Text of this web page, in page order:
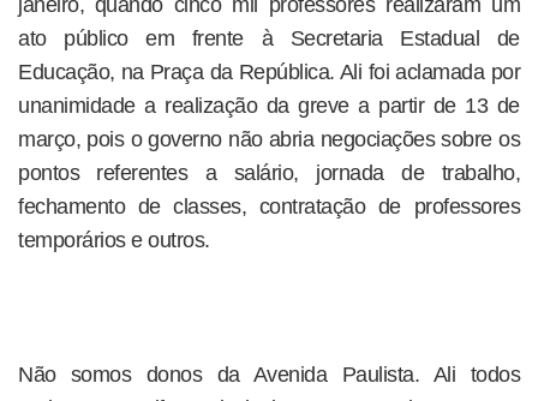
janeiro, quando cinco mil professores realizaram um
ato público em frente à Secretaria Estadual de
Educação, na Praça da República. Ali foi aclamada por
unanimidade a realização da greve a partir de 13 de
março, pois o governo não abria negociações sobre os
pontos referentes a salário, jornada de trabalho,
fechamento de classes, contratação de professores
temporários e outros.
Não somos donos da Avenida Paulista. Ali todos